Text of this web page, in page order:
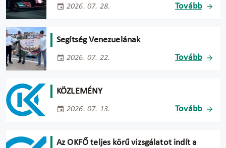
2026. 07. 28. Tovább
Segítség Venezuelának
2026. 07. 22. Tovább
KÖZLEMÉNY
2026. 07. 13. Tovább
Az OKFŐ teljes körű vizsgálatot indít a